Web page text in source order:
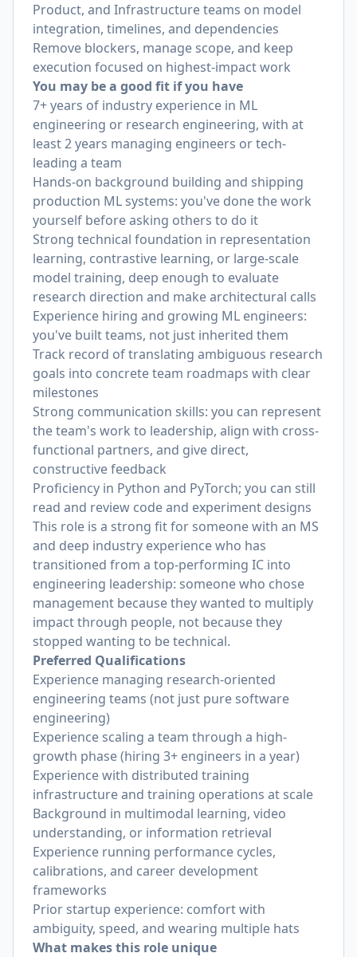
Product, and Infrastructure teams on model
integration, timelines, and dependencies
Remove blockers, manage scope, and keep
execution focused on highest-impact work
You may be a good fit if you have
7+ years of industry experience in ML
engineering or research engineering, with at
least 2 years managing engineers or tech-
leading a team
Hands-on background building and shipping
production ML systems: you've done the work
yourself before asking others to do it
Strong technical foundation in representation
learning, contrastive learning, or large-scale
model training, deep enough to evaluate
research direction and make architectural calls
Experience hiring and growing ML engineers:
you've built teams, not just inherited them
Track record of translating ambiguous research
goals into concrete team roadmaps with clear
milestones
Strong communication skills: you can represent
the team's work to leadership, align with cross-
functional partners, and give direct,
constructive feedback
Proficiency in Python and PyTorch; you can still
read and review code and experiment designs
This role is a strong fit for someone with an MS
and deep industry experience who has
transitioned from a top-performing IC into
engineering leadership: someone who chose
management because they wanted to multiply
impact through people, not because they
stopped wanting to be technical.
Preferred Qualifications
Experience managing research-oriented
engineering teams (not just pure software
engineering)
Experience scaling a team through a high-
growth phase (hiring 3+ engineers in a year)
Experience with distributed training
infrastructure and training operations at scale
Background in multimodal learning, video
understanding, or information retrieval
Experience running performance cycles,
calibrations, and career development
frameworks
Prior startup experience: comfort with
ambiguity, speed, and wearing multiple hats
What makes this role unique